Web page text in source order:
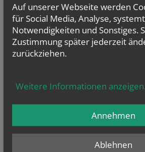
Verification code
Reference
Secondary phone
Mo - Do 9.00 - 16.00 Uhr
Du erreichst uns auch unter
Auf unserer Webseite werden
für Social Media, Analyse,
Notwendigkeiten und Sonstiges.
Zustimmung später jederzeit
zurückziehen.
Weitere Informationen anzeigen
Ablehnen
Annehmen